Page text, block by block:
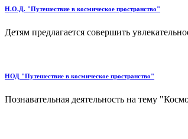
Н.О.Д. "Путешествие в космическое пространство"
Детям предлагается совершить
НОД "Путешествие в космическое пространство"
Познавательная деятельность на тему